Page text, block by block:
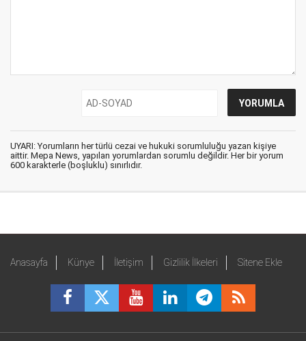
UYARI: Yorumların her türlü cezai ve hukuki sorumluluğu yazan kişiye
aittir. Mepa News, yapılan yorumlardan sorumlu değildir. Her bir yorum
600 karakterle (boşluklu) sınırlıdır.
Anasayfa Künye İletişim Gizlilik İlkeleri Sitene Ekle